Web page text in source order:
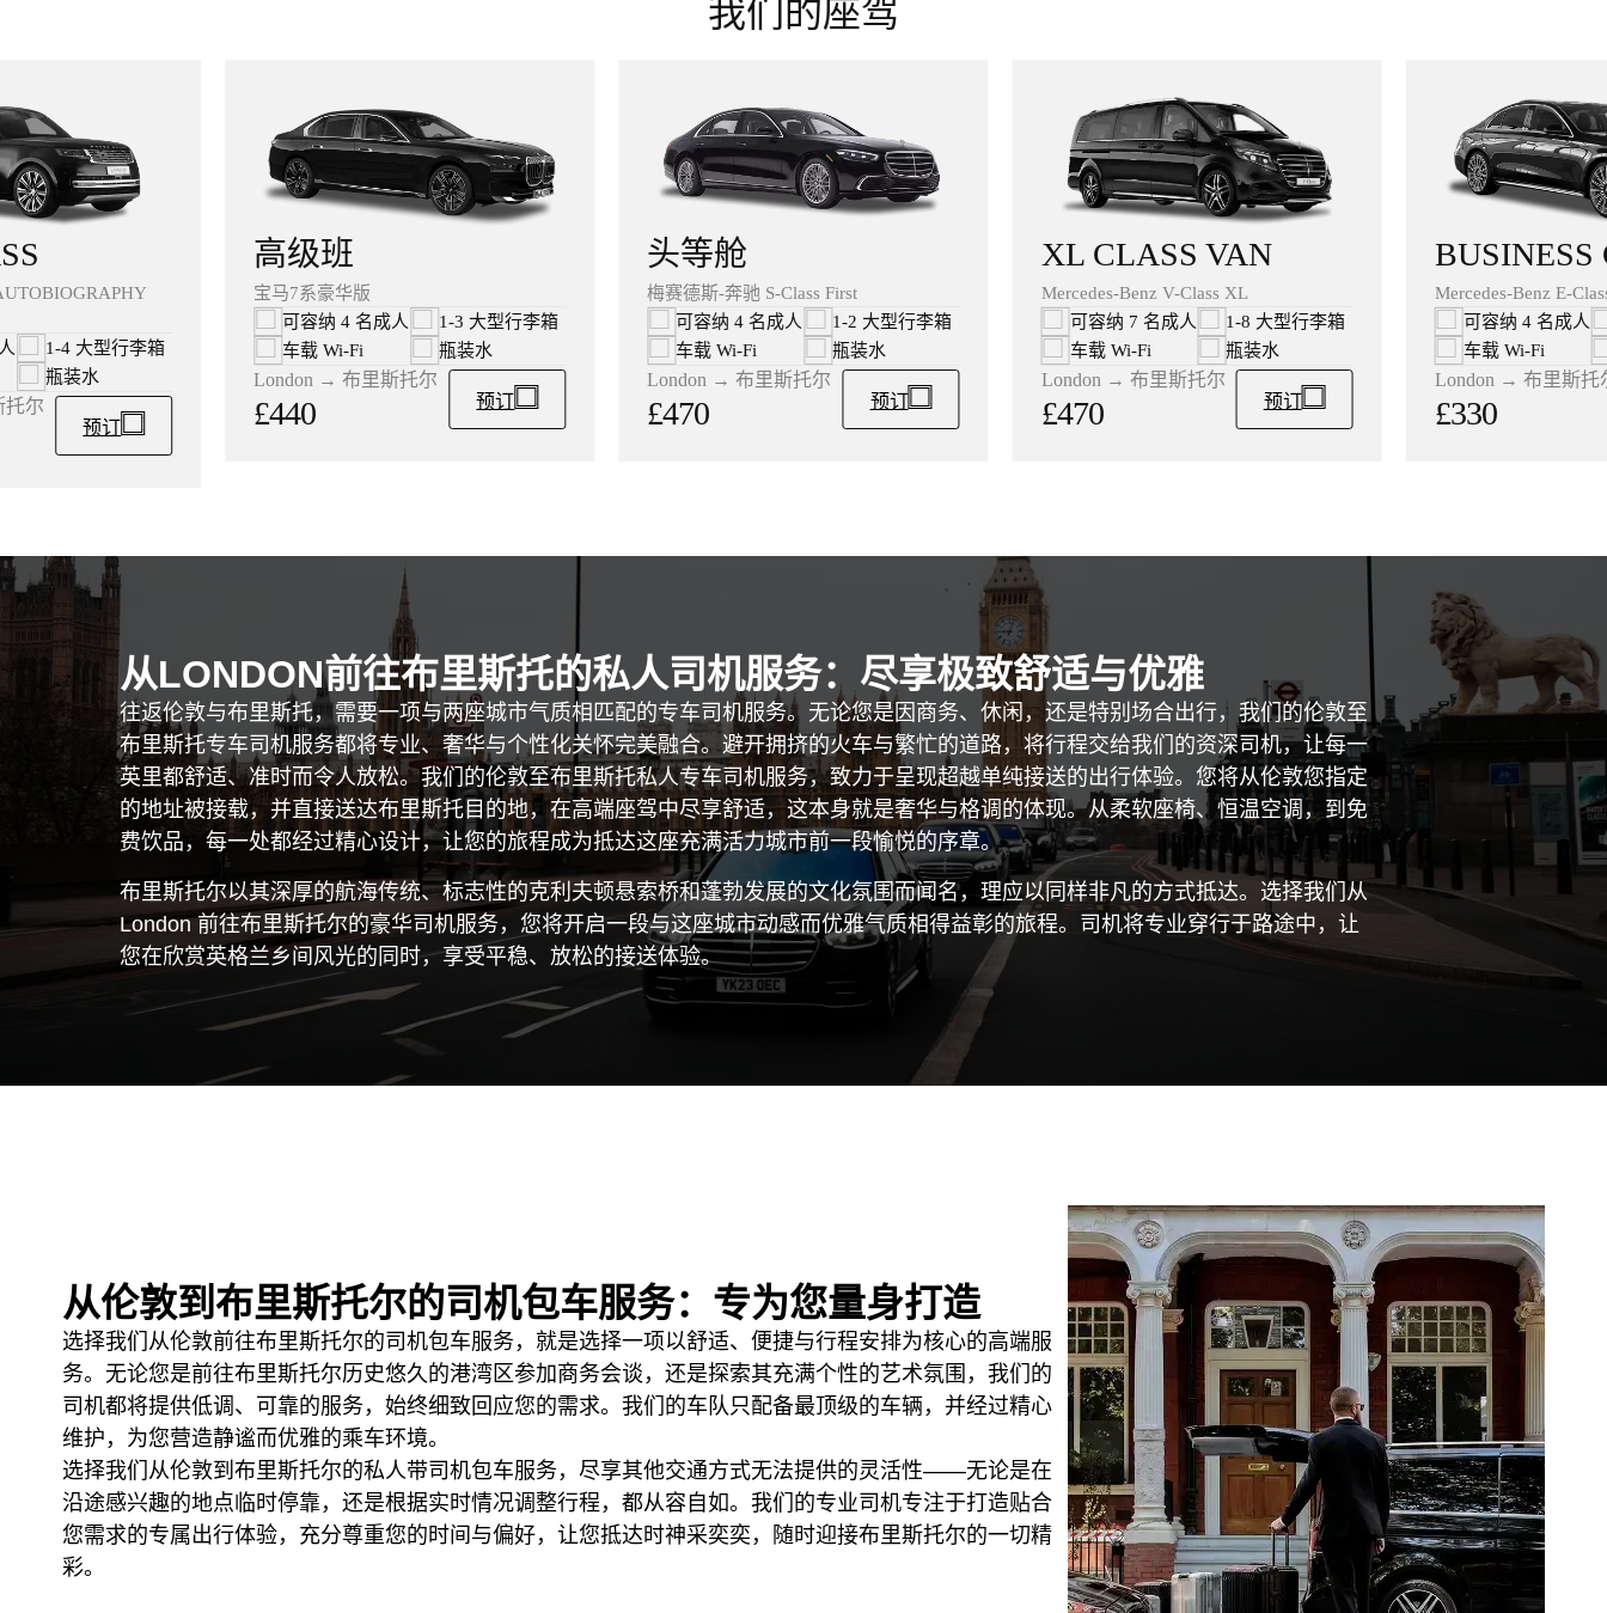
我们的座驾
头等舱
梅赛德斯-奔驰 S-Class First
可容纳 4 名成人
1-2 大型行李箱
车载 Wi‑Fi
瓶装水
London → 布里斯托尔
£470 预订
XL CLASS VAN
Mercedes-Benz V-Class XL
可容纳 7 名成人
1-8 大型行李箱
车载 Wi‑Fi
瓶装水
London → 布里斯托尔
£470 预订
BUSINESS
Mercedes-Benz E-
可容纳 4 名成人
车载 Wi‑Fi
London → 布里斯托
£330
1-4 大型行李箱
瓶装水
托尔
预订
高级班
宝马7系豪华版
可容纳 4 名成人
1-3 大型行李箱
车载 Wi‑Fi
瓶装水
London → 布里斯托尔
£440 预订
从LONDON前往布里斯托的私人司机服务：尽享极致舒适与优雅
往返伦敦与布里斯托，需要一项与两座城市气质相匹配的专车司机服务。无论您是因商务、休闲，还是特别场合出行，我们的伦敦至
布里斯托专车司机服务都将专业、奢华与个性化关怀完美融合。避开拥挤的火车与繁忙的道路，将行程交给我们的资深司机，让每一
英里都舒适、准时而令人放松。我们的伦敦至布里斯托私人专车司机服务，致力于呈现超越单纯接送的出行体验。您将从伦敦您指定
的地址被接载，并直接送达布里斯托目的地，在高端座驾中尽享舒适，这本身就是奢华与格调的体现。从柔软座椅、恒温空调，到免
费饮品，每一处都经过精心设计，让您的旅程成为抵达这座充满活力城市前一段愉悦的序章。
布里斯托尔以其深厚的航海传统、标志性的克利夫顿悬索桥和蓬勃发展的文化氛围而闻名，理应以同样非凡的方式抵达。选择我们从
London 前往布里斯托尔的豪华司机服务，您将开启一段与这座城市动感而优雅气质相得益彰的旅程。司机将专业穿行于路途中，让
您在欣赏英格兰乡间风光的同时，享受平稳、放松的接送体验。
从伦敦到布里斯托尔的司机包车服务：专为您量身打造
选择我们从伦敦前往布里斯托尔的司机包车服务，就是选择一项以舒适、便捷与行程安排为核心的高端服
务。无论您是前往布里斯托尔历史悠久的港湾区参加商务会谈，还是探索其充满个性的艺术氛围，我们的
司机都将提供低调、可靠的服务，始终细致回应您的需求。我们的车队只配备最顶级的车辆，并经过精心
维护，为您营造静谧而优雅的乘车环境。
选择我们从伦敦到布里斯托尔的私人带司机包车服务，尽享其他交通方式无法提供的灵活性——无论是在
沿途感兴趣的地点临时停靠，还是根据实时情况调整行程，都从容自如。我们的专业司机专注于打造贴合
您需求的专属出行体验，充分尊重您的时间与偏好，让您抵达时神采奕奕，随时迎接布里斯托尔的一切精
彩。